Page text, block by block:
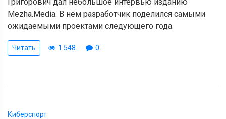
Mezha.Media. В нём разработчик поделился самыми
ожидаемыми проектами следующего года.
Читать 1 548 0
Киберспорт